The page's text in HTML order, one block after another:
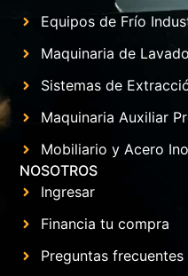
Equipos de Frío
Maquinaria de Lavado
Sistemas de
Maquinaria Auxiliar
Mobiliario y Acero
NOSOTROS
Ingresar
Financia tu compra
Preguntas frecuentes